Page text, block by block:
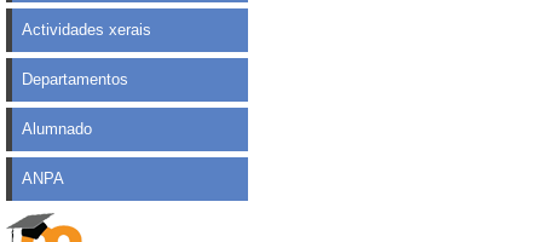
Actividades xerais
Departamentos
Alumnado
ANPA